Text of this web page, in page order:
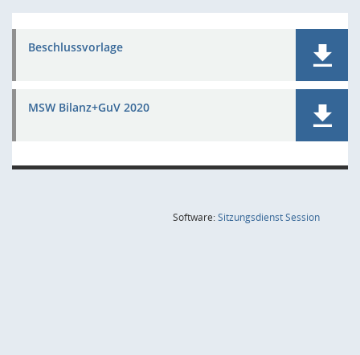
Beschlussvorlage
MSW Bilanz+GuV 2020
Software:SitzungsdienstSession(Wird in